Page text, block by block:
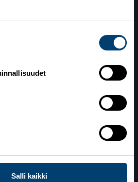
Salli kaikki
Urheilukeskus
Kankkosen raitti
15110 Lahti